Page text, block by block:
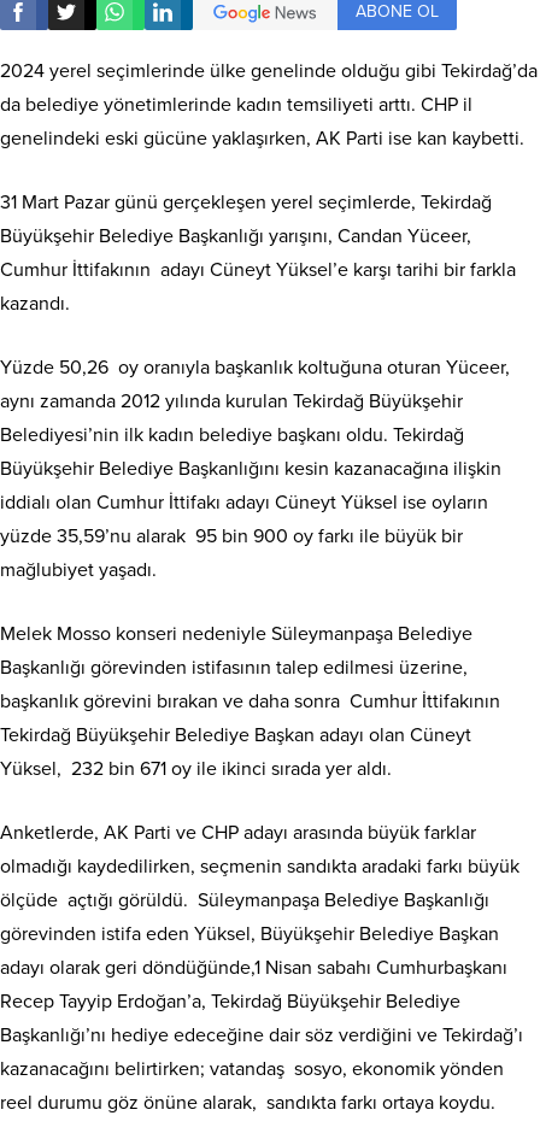
ABONE OL
2024 yerel seçimlerinde ülke genelinde olduğu gibi Tekirdağ’da
da belediye yönetimlerinde kadın temsiliyeti arttı. CHP il
genelindeki eski gücüne yaklaşırken, AK Parti ise kan kaybetti.
31 Mart Pazar günü gerçekleşen yerel seçimlerde, Tekirdağ
Büyükşehir Belediye Başkanlığı yarışını, Candan Yüceer,
Cumhur İttifakının adayı Cüneyt Yüksel’e karşı tarihi bir farkla
kazandı.
Yüzde 50,26 oy oranıyla başkanlık koltuğuna oturan Yüceer,
aynı zamanda 2012 yılında kurulan Tekirdağ Büyükşehir
Belediyesi’nin ilk kadın belediye başkanı oldu. Tekirdağ
Büyükşehir Belediye Başkanlığını kesin kazanacağına ilişkin
iddialı olan Cumhur İttifakı adayı Cüneyt Yüksel ise oyların
yüzde 35,59’nu alarak 95 bin 900 oy farkı ile büyük bir
mağlubiyet yaşadı.
Melek Mosso konseri nedeniyle Süleymanpaşa Belediye
Başkanlığı görevinden istifasının talep edilmesi üzerine,
başkanlık görevini bırakan ve daha sonra Cumhur İttifakının
Tekirdağ Büyükşehir Belediye Başkan adayı olan Cüneyt
Yüksel, 232 bin 671 oy ile ikinci sırada yer aldı.
Anketlerde, AK Parti ve CHP adayı arasında büyük farklar
olmadığı kaydedilirken, seçmenin sandıkta aradaki farkı büyük
ölçüde açtığı görüldü. Süleymanpaşa Belediye Başkanlığı
görevinden istifa eden Yüksel, Büyükşehir Belediye Başkan
adayı olarak geri döndüğünde,1 Nisan sabahı Cumhurbaşkanı
Recep Tayyip Erdoğan’a, Tekirdağ Büyükşehir Belediye
Başkanlığı’nı hediye edeceğine dair söz verdiğini ve Tekirdağ’ı
kazanacağını belirtirken; vatandaş sosyo, ekonomik yönden
reel durumu göz önüne alarak, sandıkta farkı ortaya koydu.